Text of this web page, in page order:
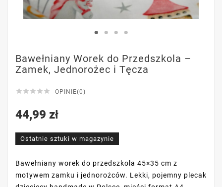
Bawełniany Worek do Przedszkola –
Zamek, Jednorożec i Tęcza
     OPINIE(0)
44,99 zł
Ostatnie sztuki w magazynie
Bawełniany worek do przedszkola 45×35 cm z
motywem zamku i jednorożców. Lekki, pojemny plecak